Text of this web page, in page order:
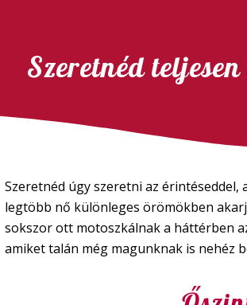
Szeretnéd
Szeretnéd úgy szeretni az érintéseddel,
legtöbb nő különleges örömökben
sokszor ott motoszkálnak a háttérben
amiket talán még magunknak is nehéz